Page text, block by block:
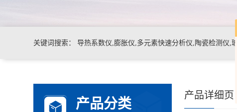
关键词搜索： 导热系数仪,膨胀仪,多元素快速分析仪,陶瓷检测仪,玻璃耐火材料检测仪，石墨炭素材料检
产品分类
产品详细页